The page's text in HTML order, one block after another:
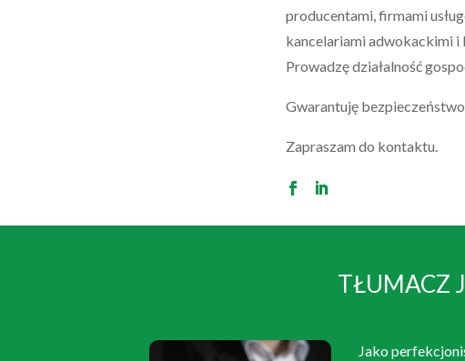
producentami, firmami
kancelariami adwokackimi i
Prowadzę działalność
Gwarantuję
Zapraszam do kontaktu.
TŁUMACZ
Jako